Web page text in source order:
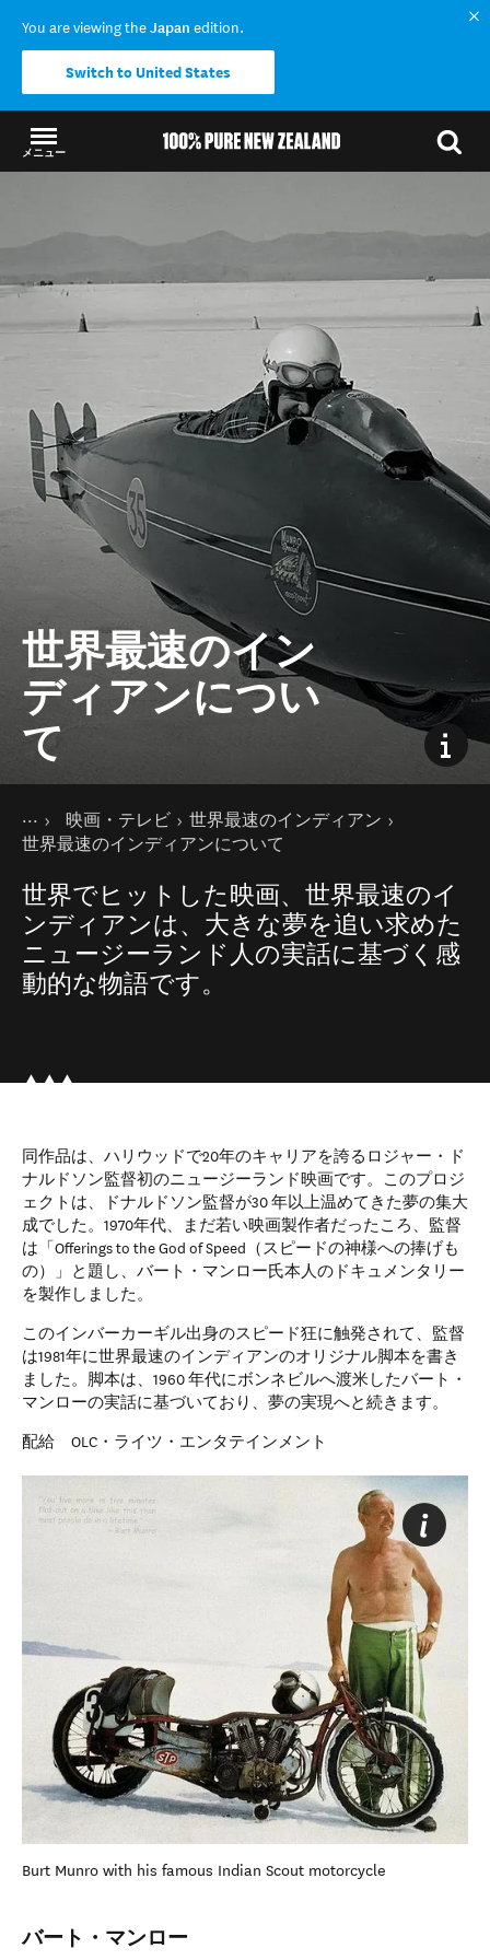
You are viewing theJapan edition.
Switch to United States
メニュー
世界最速のイン
ディアンについ
て
現在のページ
ホーム
ニュージーランドの楽しみ方
映画の舞台、ニュージーランド
映画・テレビ
世界最速のインディアン
世界最速のインディアンについて
世界でヒットした映画、世界最速のイ
ンディアンは、大きな夢を追い求めた
ニュージーランド人の実話に基づく感
動的な物語です。
同作品は、ハリウッドで20年のキャリアを誇るロジャー・ド
ナルドソン監督初のニュージーランド映画です。このプロジ
ェクトは、ドナルドソン監督が30 年以上温めてきた夢の集大
成でした。1970年代、まだ若い映画製作者だったころ、監督
は「Offerings to the God of Speed（スピードの神様への捧げも
の）」と題し、バート・マンロー氏本人のドキュメンタリー
を製作しました。
このインバーカーギル出身のスピード狂に触発されて、監督
は1981年に世界最速のインディアンのオリジナル脚本を書き
ました。脚本は、1960 年代にボンネビルへ渡米したバート・
マンローの実話に基づいており、夢の実現へと続きます。
配給 OLC・ライツ・エンタテインメント
Burt Munro with his famous Indian Scout motorcycle
バート・マンロー